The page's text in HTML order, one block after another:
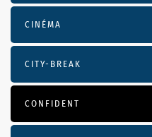
CINÉMA
CITY-BREAK
CONFIDENT